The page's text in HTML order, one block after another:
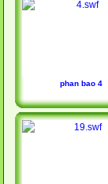
phan bao 4